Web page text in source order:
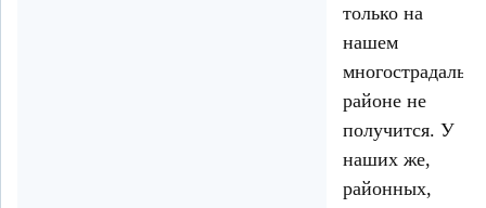
только на
нашем
районе не
получится. У
наших же,
районных,